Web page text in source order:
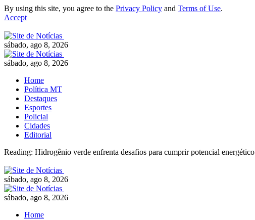
By using this site, you agree to the Privacy Policy and Terms of Use.
Accept
sábado, ago 8, 2026
sábado, ago 8, 2026
Home
Política MT
Destaques
Esportes
Policial
Cidades
Editorial
Reading: Hidrogênio verde enfrenta desafios para cumprir potencial energético
sábado, ago 8, 2026
sábado, ago 8, 2026
Home